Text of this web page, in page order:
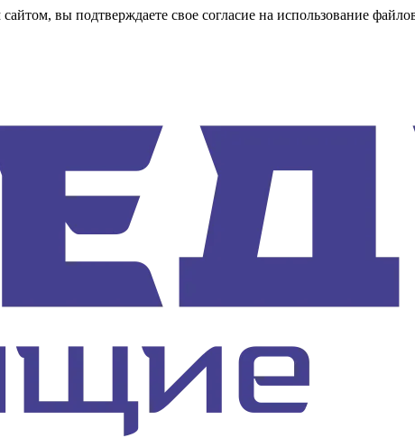
вы подтверждаете свое согласие на использование